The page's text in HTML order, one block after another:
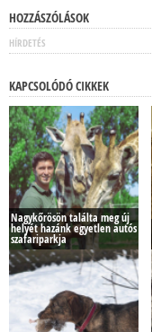
HOZZÁSZÓLÁSOK
HÍRDETÉS
KAPCSOLÓDÓ CIKKEK
Nagykőrösön találta meg új
helyét hazánk egyetlen autós
szafariparkja